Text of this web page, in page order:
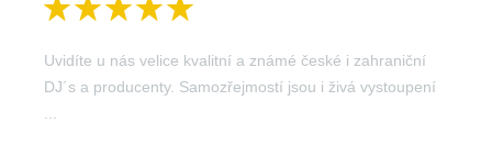
Uvidíte u nás velice kvalitní a známé české i zahraniční
DJ´s a producenty. Samozřejmostí jsou i živá vystoupení